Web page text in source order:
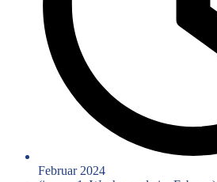
Februar 2024